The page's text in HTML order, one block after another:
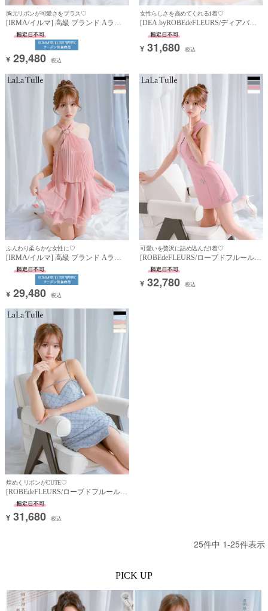
胸元リボンが可愛さをプラス♡
[IRMA/イルマ] 高級 ブランド Aライ
ンミニドレス 背中魅せ ホルターネッ
ク 2way バストリボン ビジュー フリ
ル (らむ着用)
¥ 29,480 税込
女性らしさを高めてくれる1着♡
[DEA.byROBEdeFLEURS/ディアバイ
ローブドフルール] 高級 ブランド Aラ
インロングドレス キャミソール ウエ
ストベルト ショルダーリボン チュー
¥ 31,680 税込
ふんわり柔らかな女性に♡
[IRMA/イルマ] 高級 ブランド Aライ
ンミニドレス ホルターネック 背中魅
せ プリーツ シフォン ティアード フリ
ル (らむ着用)
¥ 29,480 税込
可愛いを贅沢に詰め込んだ1着♡
[ROBEdeFLEURS/ローブドフルール]
高級 ブランド Aラインミニドレス ノ
ースリーブ ビジュー リボン ジップ
(らむ着用)
¥ 32,780 税込
煌めくリボンがCUTE♡
[ROBEdeFLEURS/ローブドフルール]
高級 ブランド タイトミニドレス 谷間
キャミソール ビジュー リボン バスト
カット (らむ着用)
¥ 31,680 税込
25件中 1-25件表示
PICK UP